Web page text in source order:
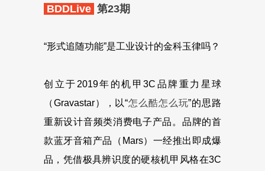
BDDLive 第23期
“形式追随功能”是工业设计的金科玉律吗？‍
创立于2019年的机甲3C品牌重力星球
（Gravastar），以“怎么酷怎么玩”的思路
重新设计音频类消费电子产品。品牌的首
款蓝牙音箱产品（Mars）一经推出即成爆
品，凭借极具辨识度的硬核机甲风格在3C